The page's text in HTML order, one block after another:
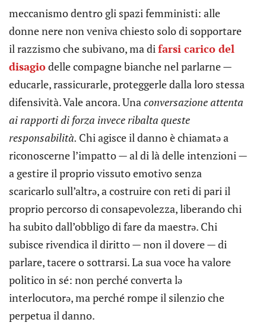
meccanismo dentro gli spazi femministi: alle
donne nere non veniva chiesto solo di sopportare
il razzismo che subivano, ma difarsi carico del
disagiodelle compagne bianche nel parlarne —
educarle, rassicurarle, proteggerle dalla loro stessa
difensività. Vale ancora. Unaconversazione attenta
ai rapporti di forza invece ribalta queste
responsabilità. Chi agisce il danno è chiamatə a
riconoscerne l’impatto — al di là delle intenzioni —
a gestire il proprio vissuto emotivo senza
scaricarlo sull’altrə, a costruire con reti di pari il
proprio percorso di consapevolezza, liberando chi
ha subito dall’obbligo di fare da maestrə. Chi
subisce rivendica il diritto — non il dovere — di
parlare, tacere o sottrarsi. La sua voce ha valore
politico in sé: non perché converta lə
interlocutorə, ma perché rompe il silenzio che
perpetua il danno.